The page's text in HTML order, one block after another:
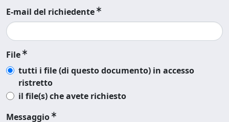
E-mail del richiedente
File
tutti i file (di questo documento) in accesso
ristretto
il file(s) che avete richiesto
Messaggio